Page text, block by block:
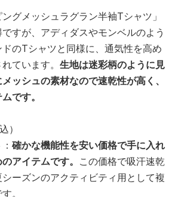
グメッシュラグラン半袖Tシャツ」
すが、アディダスやモンベルのよう
のTシャツと同様に、通気性を高め
ています。 生地は迷彩柄のように見
ッシュの素材なので速乾性が高く、
です。
）
確かな機能性を安い価格で手に入れ
アイテムです。
この価格で吸汗速乾
ーズンのアクティビティ用として複
。